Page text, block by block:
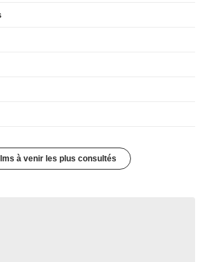
à venir les plus consultés